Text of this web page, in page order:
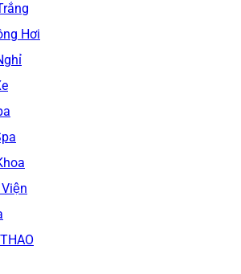
Hơi